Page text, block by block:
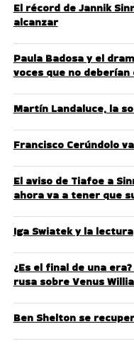
El récord de Jannik
alcanzar
Paula Badosa y el
voces que no deberían
Martín Landaluce, la
Francisco Cerúndolo
El aviso de Tiafoe a
ahora va a tener que
Iga Swiatek y la lectura
¿Es el final de una
rusa sobre Venus
Ben Shelton se